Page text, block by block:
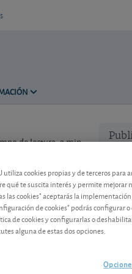
de lectura: 2 min.
En
la
utiliza cookies propias y de terceros
qué te suscita interés y permite mejorar
las cookies" aceptarás la
de cookies" podrás configurar
de cookies y configurarlas o
alguna de estas dos opciones.